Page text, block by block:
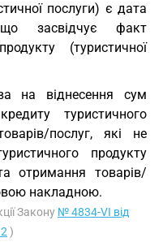
послуги) є дата
засвідчує факт
(туристичної
на віднесення сум
туристичного
послуг, які не
продукту
отримання товарів/
накладною.
Закону № 4834-VI від
)